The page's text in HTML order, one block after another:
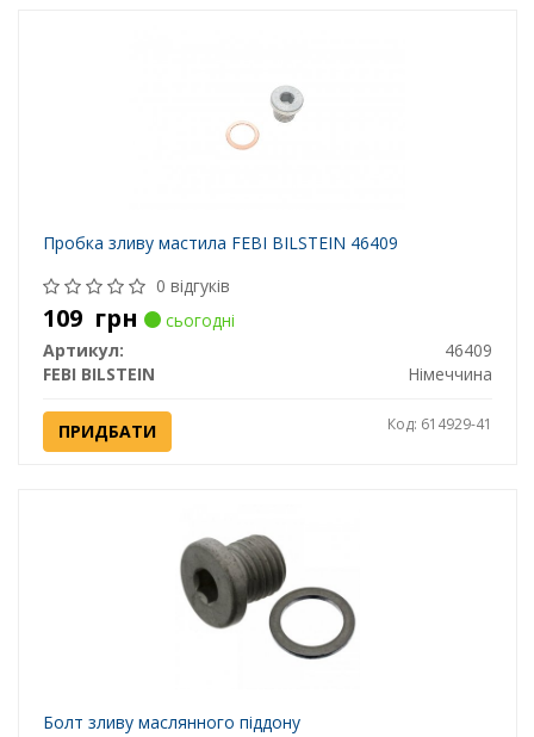
Пробка зливу мастила FEBI BILSTEIN 46409
0 відгуків
109 грн
сьогодні
Артикул:
46409
FEBI BILSTEIN
Німеччина
ПРИДБАТИ Код: 614929-41
Болт зливу маслянного піддону